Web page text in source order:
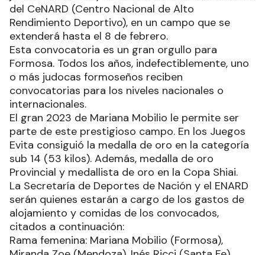
del CeNARD (Centro Nacional de Alto
Rendimiento Deportivo), en un campo que se
extenderá hasta el 8 de febrero.
Esta convocatoria es un gran orgullo para
Formosa. Todos los años, indefectiblemente, uno
o más judocas formoseños reciben
convocatorias para los niveles nacionales o
internacionales.
El gran 2023 de Mariana Mobilio le permite ser
parte de este prestigioso campo. En los Juegos
Evita consiguió la medalla de oro en la categoría
sub 14 (53 kilos). Además, medalla de oro
Provincial y medallista de oro en la Copa Shiai.
La Secretaría de Deportes de Nación y el ENARD
serán quienes estarán a cargo de los gastos de
alojamiento y comidas de los convocados,
citados a continuación:
Rama femenina: Mariana Mobilio (Formosa),